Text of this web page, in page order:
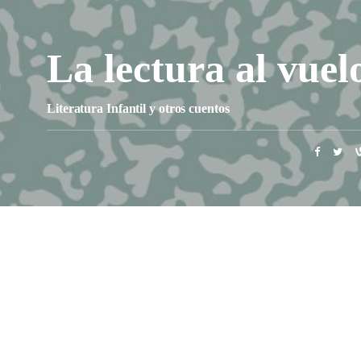
La lectura al
Literatura Infantil y otros cuentos